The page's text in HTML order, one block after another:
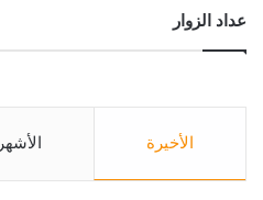
عداد الزوار
الأخيرة الأشهر